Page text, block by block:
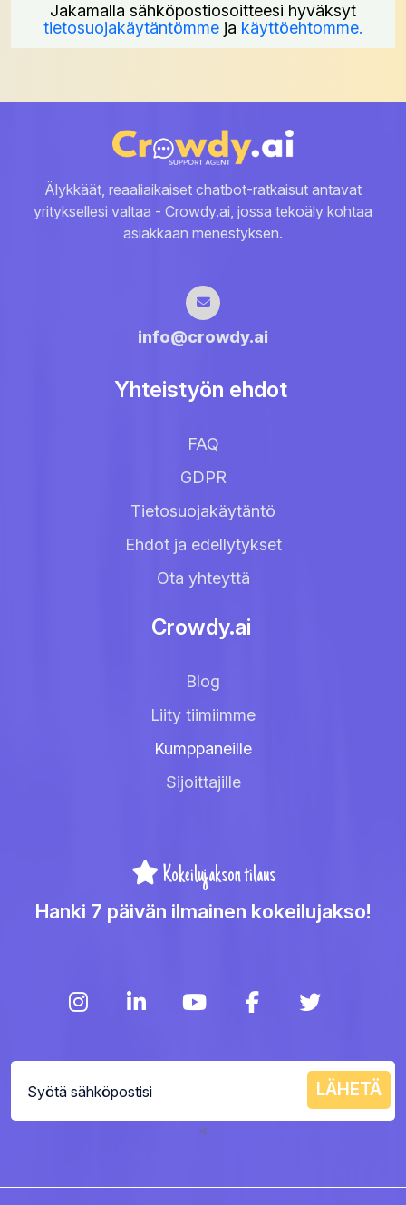
Jakamalla sähköpostiosoitteesi hyväksyt
tietosuojakäytäntömme ja käyttöehtomme.
Älykkäät, reaaliaikaiset chatbot-ratkaisut antavat
yrityksellesi valtaa - Crowdy.ai, jossa tekoäly kohtaa
asiakkaan menestyksen.
info@crowdy.ai
Yhteistyön ehdot
FAQ
GDPR
Tietosuojakäytäntö
Ehdot ja edellytykset
Ota yhteyttä
Crowdy.ai
Blog
Liity tiimiimme
Kumppaneille
Sijoittajille
Kokeilujakson tilaus
Hanki 7 päivän ilmainen kokeilujakso!
<